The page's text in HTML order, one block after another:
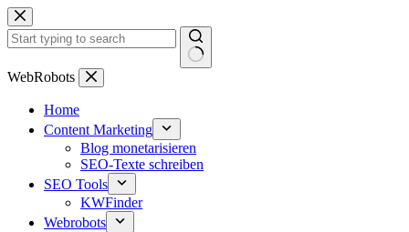
Zum
Inhalt
springen
Keine
WebRobots
Home
Content Marketing
Blog monetarisieren
SEO-Texte schreiben
SEO Tools
KWFinder
Webrobots